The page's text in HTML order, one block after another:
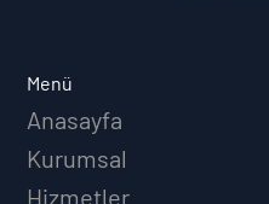
Menü
Anasayfa
Kurumsal
Hizmetler